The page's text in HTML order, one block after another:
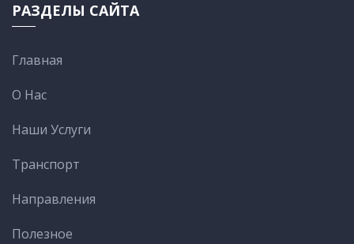
РАЗДЕЛЫ САЙТА
Главная
О Нас
Наши Услуги
Транспорт
Направления
Полезное